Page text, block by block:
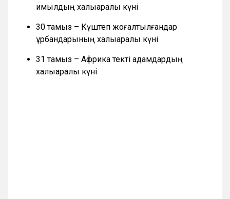
қимылдың халықаралық күні
30 тамыз – Күштеп жоғалтылғандар
құрбандарының халықаралық күні
31 тамыз – Африка текті адамдардың
халықаралық күні